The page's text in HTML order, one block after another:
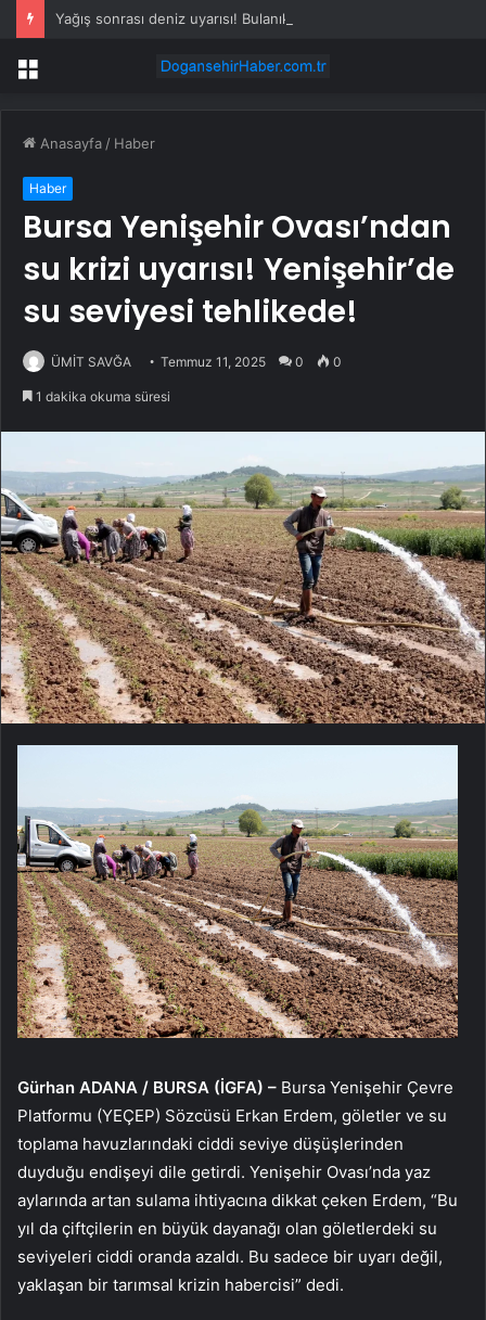
Menü
Anasayfa / Haber
Haber
Bursa Yenişehir Ovası’ndan
su krizi uyarısı! Yenişehir’de
su seviyesi tehlikede!
ÜMİT SAVĞA Temmuz 11, 2025 0 0
1 dakika okuma süresi
Gürhan ADANA / BURSA (İGFA) – Bursa Yenişehir Çevre
Platformu (YEÇEP) Sözcüsü Erkan Erdem, göletler ve su
toplama havuzlarındaki ciddi seviye düşüşlerinden
duyduğu endişeyi dile getirdi. Yenişehir Ovası’nda yaz
aylarında artan sulama ihtiyacına dikkat çeken Erdem, “Bu
yıl da çiftçilerin en büyük dayanağı olan göletlerdeki su
seviyeleri ciddi oranda azaldı. Bu sadece bir uyarı değil,
yaklaşan bir tarımsal krizin habercisi” dedi.